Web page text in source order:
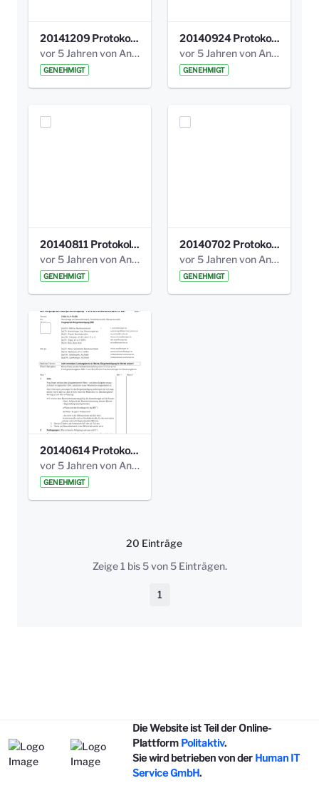
20141209 Protokoll Park am Gesundheitsamt 04.pdf
vor 5 Jahren von Anni Schlumberger
GENEHMIGT
20140924 Protokoll Park am Gesundheitsamt 03.pdf
vor 5 Jahren von Anni Schlumberger
GENEHMIGT
20140811 Protokoll Park am Gesundheitsamt 02.pdf
vor 5 Jahren von Anni Schlumberger
GENEHMIGT
20140702 Protokoll Park am Gesundheitsam 01.pdf
vor 5 Jahren von Anni Schlumberger
GENEHMIGT
20140614 Protokoll Park Am Gesundheitsamt 00.pdf
vor 5 Jahren von Anni Schlumberger
GENEHMIGT
20 Einträge
Pro Seite
Zeige 1 bis 5 von 5 Einträgen.
Seite
1
Die Website ist Teil der Online-
Plattform Politaktiv.
Sie wird betrieben von der Human IT
Service GmbH.